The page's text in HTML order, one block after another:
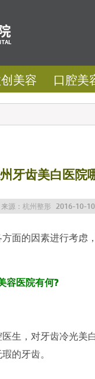
美容 口腔美
牙齿美白医院
来源： 杭州整形 2016-10-
的因素进行考虑
容医院有何?
，对牙齿冷光美
的牙齿。